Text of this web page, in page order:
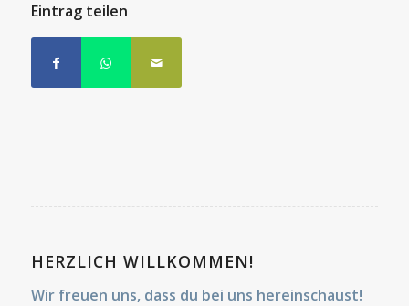
Eintrag teilen
HERZLICH WILLKOMMEN!
Wir freuen uns, dass du bei uns hereinschaust!